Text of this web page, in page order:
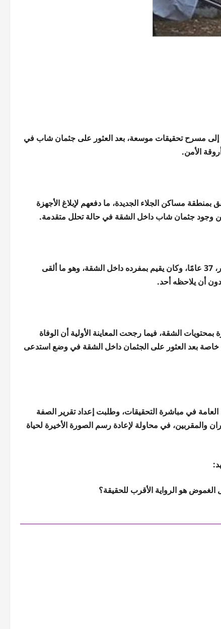
مسرح تحقيقات موسعة، بعد العثور على جثمان شاب في
الأمن.
مساكن الجلاء الجديدة، ما دفعهم لإبلاغ الأجهزة
عن وجود جثمان شاب داخل الشقة في حالة تحلل متقدمة.
التحريات الأولية أوضحت أن المتوفى يُدعى خالد محمد عبد العاطي منصور، 37 عامًا، وكان يقيم بمفرده داخل الشقة، وهو ما ألقى
أن يلاحظه أحد.
الشقة، فيما رجحت المعاينة الأولية أن الوفاة
بعد العثور على الجثمان داخل الشقة في وضع استدعى
في مباشرة التحقيقات، وطلبت إعداد تقرير الصفة
والمقربين، في محاولة لإعادة رسم الصورة الأخيرة لحياة
هو الرواية الأقرب للحقيقة؟